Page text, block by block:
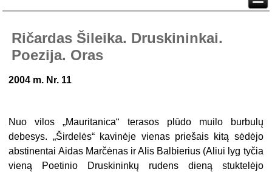
Ričardas Šileika. Druskininkai.
Poezija. Oras
2004 m. Nr. 11
Nuo vilos „Mauritanica“ terasos plūdo muilo burbulų
debesys. „Širdelės“ kavinėje vienas priešais kitą sėdėjo
abstinentai Aidas Marčėnas ir Alis Balbierius (Aliui lyg tyčia
vieną Poetinio Druskininkų rudens dieną stuktelėjo